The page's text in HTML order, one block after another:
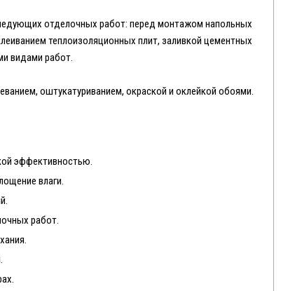
отделочных работ: перед монтажом напольных
теплоизоляционных плит, заливкой цементных
видами работ.
оштукатуриванием, окраской и оклейкой обоями.
эффективностью.
влаги.
работ.